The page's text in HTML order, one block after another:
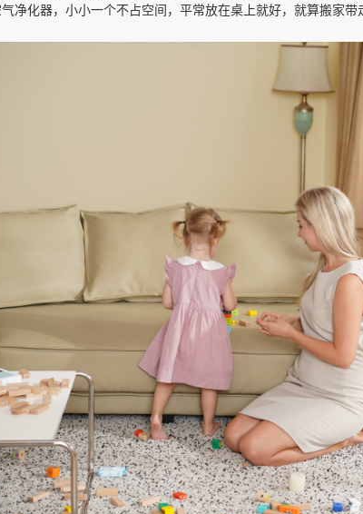
净化器，小小一个不占空间，平常放在桌上就好，就算搬家带